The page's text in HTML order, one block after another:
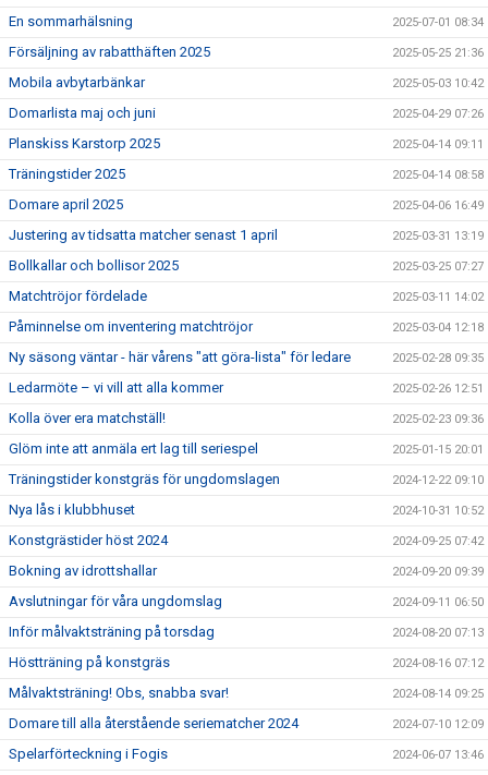
En sommarhälsning 2025-07-01 08:34
Försäljning av rabatthäften 2025 2025-05-25 21:36
Mobila avbytarbänkar 2025-05-03 10:42
Domarlista maj och juni 2025-04-29 07:26
Planskiss Karstorp 2025 2025-04-14 09:11
Träningstider 2025 2025-04-14 08:58
Domare april 2025 2025-04-06 16:49
Justering av tidsatta matcher senast 1 april 2025-03-31 13:19
Bollkallar och bollisor 2025 2025-03-25 07:27
Matchtröjor fördelade 2025-03-11 14:02
Påminnelse om inventering matchtröjor 2025-03-04 12:18
Ny säsong väntar - här vårens "att göra-lista" för ledare 2025-02-28 09:35
Ledarmöte – vi vill att alla kommer 2025-02-26 12:51
Kolla över era matchställ! 2025-02-23 09:36
Glöm inte att anmäla ert lag till seriespel 2025-01-15 20:01
Träningstider konstgräs för ungdomslagen 2024-12-22 09:10
Nya lås i klubbhuset 2024-10-31 10:52
Konstgrästider höst 2024 2024-09-25 07:42
Bokning av idrottshallar 2024-09-20 09:39
Avslutningar för våra ungdomslag 2024-09-11 06:50
Inför målvaktsträning på torsdag 2024-08-20 07:13
Höstträning på konstgräs 2024-08-16 07:12
Målvaktsträning! Obs, snabba svar! 2024-08-14 09:25
Domare till alla återstående seriematcher 2024 2024-07-10 12:09
Spelarförteckning i Fogis 2024-06-07 13:46